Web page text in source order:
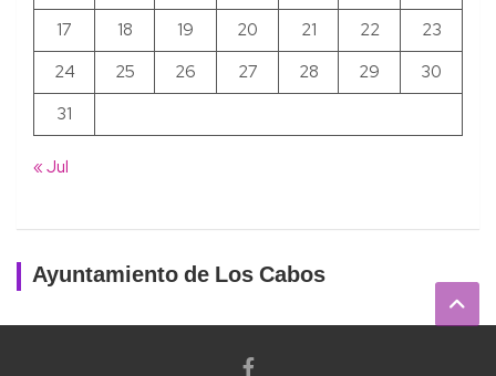
17
18 19 20 21 22
23
24
25 26 27 28 29
30
31
« Jul
Ayuntamiento de Los Cabos